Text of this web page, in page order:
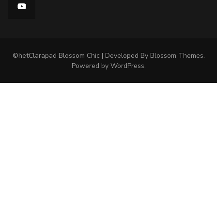
©hetClarapad Blossom Chic | Developed By Blossom Themes.
Powered by WordPress.